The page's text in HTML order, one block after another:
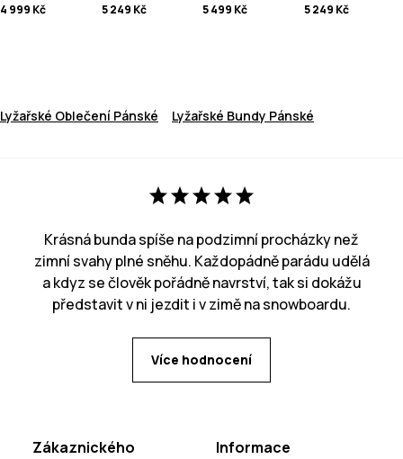
4 999 Kč
5 249 Kč
5 499 Kč
5 249 Kč
Lyžařské Oblečení Pánské Lyžařské Bundy Pánské
Krásná bunda spíše na podzimní procházky než
zimní svahy plné sněhu. Každopádně parádu udělá
a kdyz se člověk pořádně navrství, tak si dokážu
představit v ni jezdit i v zimě na snowboardu.
Více hodnocení
Zákaznického
Informace